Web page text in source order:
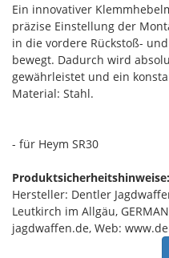
Ein innovativer
präzise Einstellung der
in die vordere Rückstoß-
bewegt. Dadurch wird
gewährleistet und ein
Material: Stahl.
- für Heym SR30
Produktsicherheitshinweise:
Hersteller: Dentler
Leutkirch im Allgäu,
jagdwaffen.de, Web: